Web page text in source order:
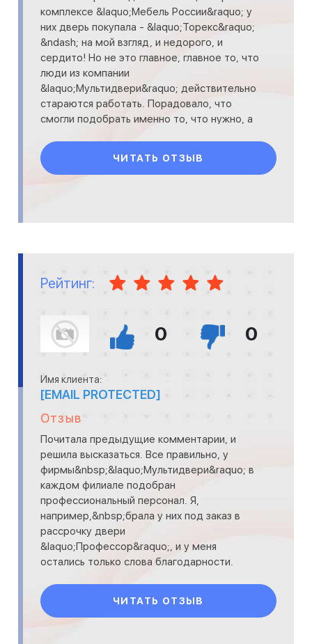
комплексе &laquo;Мебель России&raquo; у
них дверь покупала - &laquo;Торекс&raquo;
&ndash; на мой взгляд, и недорого, и
сердито! Но не это главное, главное то, что
люди из компании
&laquo;Мультидвери&raquo; действительно
стараются работать. Порадовало, что
смогли подобрать именно то, что нужно, а
ЧИТАТЬ ОТЗЫВ
Рейтинг:
0 0
Имя клиента:
[EMAIL PROTECTED]
Отзыв
Почитала предыдущие комментарии, и
решила высказаться. Все правильно, у
фирмы&nbsp;&laquo;Мультидвери&raquo; в
каждом филиале подобран
профессиональный персонал. Я,
например,&nbsp;брала у них под заказ в
рассрочку двери
&laquo;Профессор&raquo;, и у меня
остались только слова благодарности.
&laquo;Подсолнухи&raquo; около станции
метро ул
ЧИТАТЬ ОТЗЫВ